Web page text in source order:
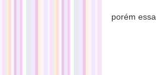
porém